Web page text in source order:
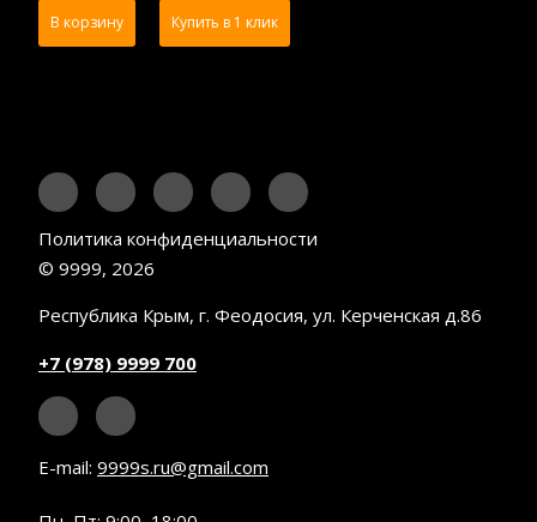
В корзину Купить в 1 клик
Политика конфиденциальности
© 9999, 2026
Республика Крым, г. Феодосия, ул. Керченская д.86
+7 (978) 9999 700
E-mail: 9999s.ru@gmail.com